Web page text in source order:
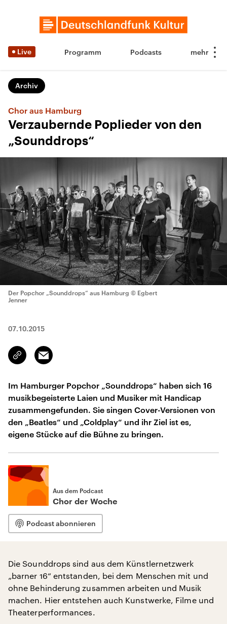
Live Programm Podcasts
Archiv
Chor aus Hamburg
Verzaubernde Poplieder von den
„Sounddrops“
Der Popchor „Sounddrops“ aus Hamburg © Egbert
Jenner
07.10.2015
Link
kopieren/teilen
Email
Im Hamburger Popchor „Sounddrops“ haben sich 16
musikbegeisterte Laien und Musiker mit Handicap
zusammengefunden. Sie singen Cover-Versionen von
den „Beatles“ und „Coldplay“ und ihr Ziel ist es,
eigene Stücke auf die Bühne zu bringen.
Aus dem Podcast
Chor der Woche
Podcast abonnieren
Die Sounddrops sind aus dem Künstlernetzwerk
„barner 16“ entstanden, bei dem Menschen mit und
ohne Behinderung zusammen arbeiten und Musik
machen. Hier entstehen auch Kunstwerke, Filme und
Theaterperformances.